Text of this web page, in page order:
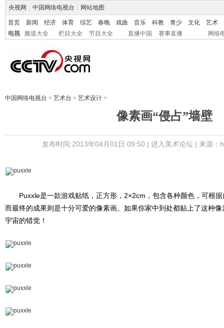
央视网 中国网络电视台 网站地图
首页 新闻 经济 体育 综艺 春晚 戏曲 音乐 科教 青少 文化
艺术
电视
频道大全 栏目大全 节目大全 直播中国 赛事直播 网络
中国网络电视台 > 艺术台 > 艺术设计 >
像素画“侵占”墙壁
发布时间:2013年04月01日 09:50 | 进入美术论坛| 来源：
Puxxle是一款游戏贴纸，正方形，2×2cm，包含各种颜色，可根据
而最终的成果则是十分可爱的像素画。如果你家中到处都贴上了这种
宇宙的错觉！